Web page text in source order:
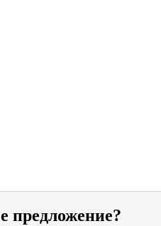
предложение?